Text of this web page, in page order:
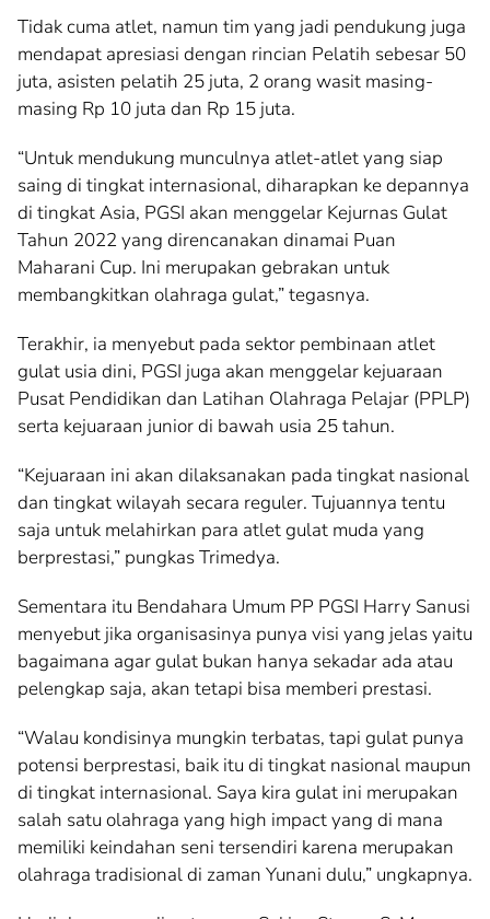
Tidak cuma atlet, namun tim yang jadi pendukung juga
mendapat apresiasi dengan rincian Pelatih sebesar 50
juta, asisten pelatih 25 juta, 2 orang wasit masing-
masing Rp 10 juta dan Rp 15 juta.
“Untuk mendukung munculnya atlet-atlet yang siap
saing di tingkat internasional, diharapkan ke depannya
di tingkat Asia, PGSI akan menggelar Kejurnas Gulat
Tahun 2022 yang direncanakan dinamai Puan
Maharani Cup. Ini merupakan gebrakan untuk
membangkitkan olahraga gulat,” tegasnya.
Terakhir, ia menyebut pada sektor pembinaan atlet
gulat usia dini, PGSI juga akan menggelar kejuaraan
Pusat Pendidikan dan Latihan Olahraga Pelajar (PPLP)
serta kejuaraan junior di bawah usia 25 tahun.
“Kejuaraan ini akan dilaksanakan pada tingkat nasional
dan tingkat wilayah secara reguler. Tujuannya tentu
saja untuk melahirkan para atlet gulat muda yang
berprestasi,” pungkas Trimedya.
Sementara itu Bendahara Umum PP PGSI Harry Sanusi
menyebut jika organisasinya punya visi yang jelas yaitu
bagaimana agar gulat bukan hanya sekadar ada atau
pelengkap saja, akan tetapi bisa memberi prestasi.
“Walau kondisinya mungkin terbatas, tapi gulat punya
potensi berprestasi, baik itu di tingkat nasional maupun
di tingkat internasional. Saya kira gulat ini merupakan
salah satu olahraga yang high impact yang di mana
memiliki keindahan seni tersendiri karena merupakan
olahraga tradisional di zaman Yunani dulu,” ungkapnya.